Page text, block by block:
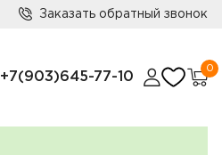
Заказать обратный звонок
+7(903)645-77-10
0